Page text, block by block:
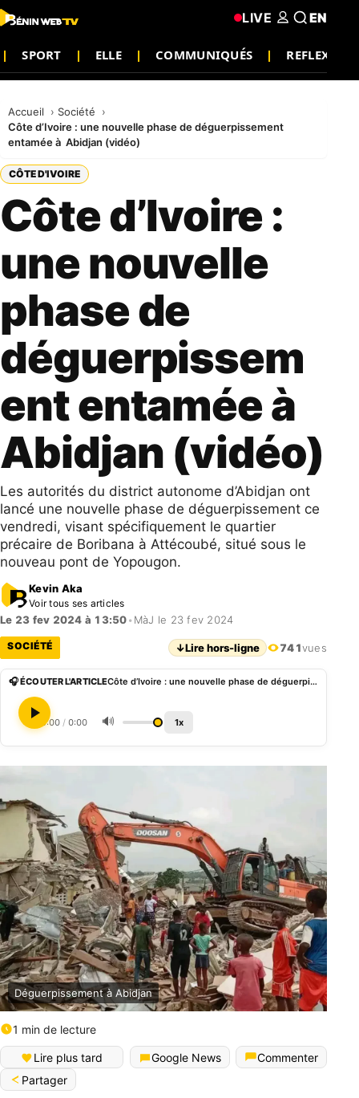
SPORT ELLE COMMUNIQUÉS REFLEXION
LIVE EN
Accueil
Société
Côte d’Ivoire : une nouvelle phase de déguerpissement
entamée à Abidjan (vidéo)
CÔTE D'IVOIRE
Côte d’Ivoire :
une nouvelle
phase de
déguerpissem
ent entamée à
Abidjan (vidéo)
Les autorités du district autonome d’Abidjan ont
lancé une nouvelle phase de déguerpissement ce
vendredi, visant spécifiquement le quartier
précaire de Boribana à Attécoubé, situé sous le
nouveau pont de Yopougon.
Kevin Aka
Voir tous ses articles
Le 23 fev 2024 à 13:50• MàJ le 23 fev 2024
SOCIÉTÉ ↓Lire hors-ligne 741vues
🎧 ÉCOUTER L'ARTICLE Côte d’Ivoire : une nouvelle phase de déguerpissement entamée à Abidjan (vidéo)
0:00 / 0:00 🔊 1x
Déguerpissement à Abidjan
1 min de lecture
Lire plus tard Google News
Commenter
Partager